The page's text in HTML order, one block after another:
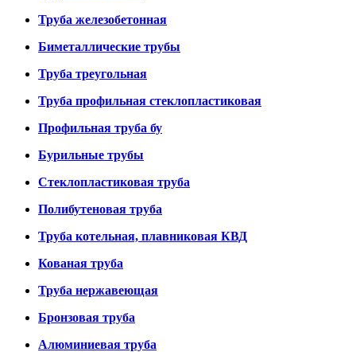
Труба железобетонная
Биметаллические трубы
Труба треугольная
Труба профильная стеклопластиковая
Профильная труба бу
Бурильные трубы
Стеклопластиковая труба
Полибутеновая труба
Труба котельная, плавниковая КВД
Кованая труба
Труба нержавеющая
Бронзовая труба
Алюминиевая труба